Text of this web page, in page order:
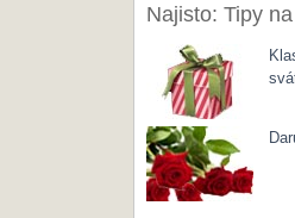
Najisto: Tipy